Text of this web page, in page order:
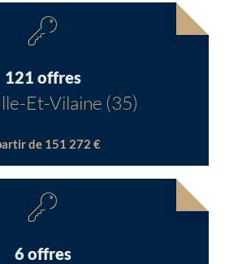
121 offres
Et-Vilaine (35)
de 151 272 €
6 offres